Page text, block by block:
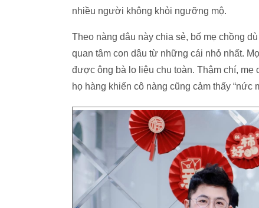
nhiều người không khỏi ngưỡng mộ.
Theo nàng dâu này chia sẻ, bố mẹ chồng
quan tâm con dâu từ những cái nhỏ nhất.
được ông bà lo liệu chu toàn. Thậm chí,
họ hàng khiến cô nàng cũng cảm thấy “nức